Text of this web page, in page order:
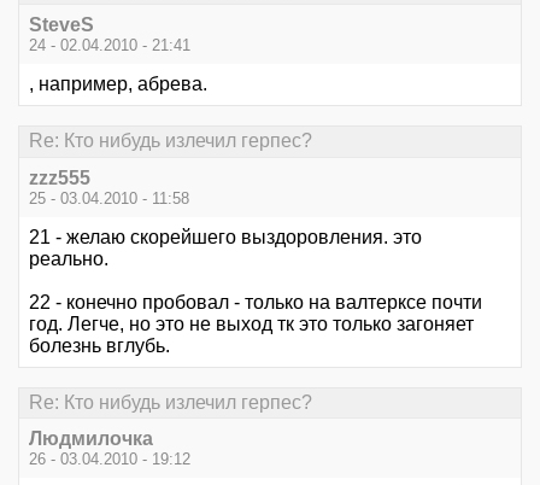
SteveS
24 - 02.04.2010 - 21:41
, например, абрева.
Re: Кто нибудь излечил герпес?
zzz555
25 - 03.04.2010 - 11:58
21 - желаю скорейшего выздоровления. это
реально.
22 - конечно пробовал - только на валтерксе почти
год. Легче, но это не выход тк это только загоняет
болезнь вглубь.
Re: Кто нибудь излечил герпес?
Людмилочка
26 - 03.04.2010 - 19:12